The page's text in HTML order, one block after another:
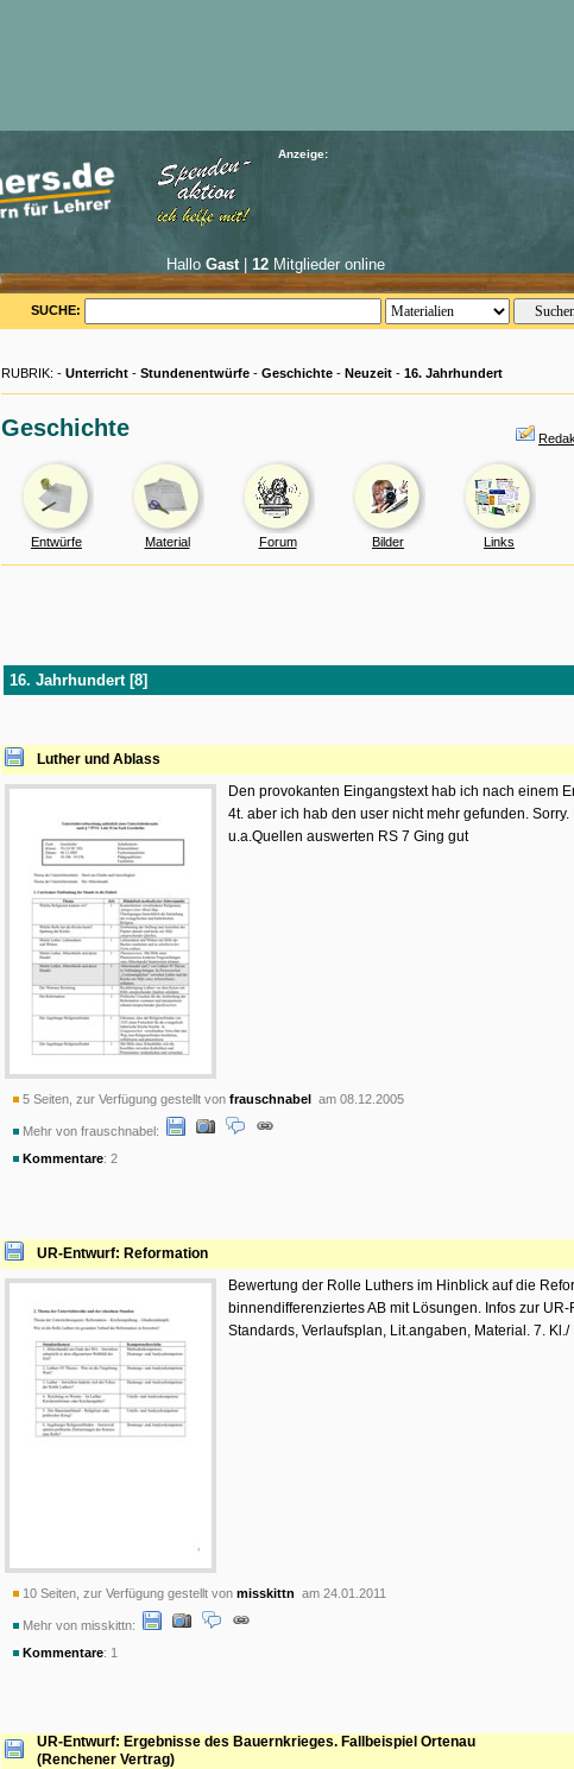
Anzeige:
Hallo Gast| 12 Mitglieder online
SUCHE:
RUBRIK: - Unterricht - Stundenentwürfe - Geschichte - Neuzeit - 16. Jahrhundert
Geschichte
Entwürfe Material Forum Bilder Links
16. Jahrhundert [8]
Luther und Ablass
Den provokanten Eingangstext hab ich nach einem
4t. aber ich hab den user nicht mehr gefunden. Sorry.
u.a.Quellen auswerten RS 7 Ging gut
5 Seiten, zur Verfügung gestellt von frauschnabel am 08.12.2005
Mehr von frauschnabel:
Kommentare: 2
UR-Entwurf: Reformation
Bewertung der Rolle Luthers im Hinblick auf die
binnendifferenziertes AB mit Lösungen. Infos zur UR-
Standards, Verlaufsplan, Lit.angaben, Material. 7. Kl./
10 Seiten, zur Verfügung gestellt von misskittn am 24.01.2011
Mehr von misskittn:
Kommentare: 1
UR-Entwurf: Ergebnisse des Bauernkrieges. Fallbeispiel Ortenau
(Renchener Vertrag)